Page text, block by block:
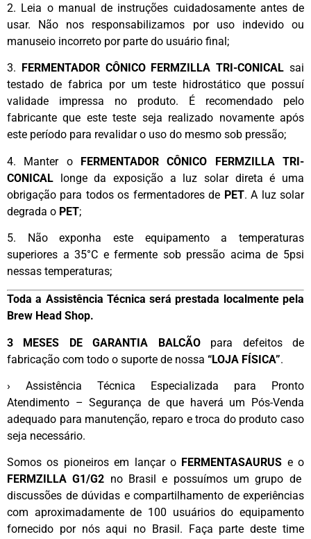
2. Leia o manual de instruções cuidadosamente antes de
usar. Não nos responsabilizamos por uso indevido ou
manuseio incorreto por parte do usuário final;
3. FERMENTADOR CÔNICO FERMZILLA TRI-CONICAL sai
testado de fabrica por um teste hidrostático que possuí
validade impressa no produto. É recomendado pelo
fabricante que este teste seja realizado novamente após
este período para revalidar o uso do mesmo sob pressão;
4. Manter o FERMENTADOR CÔNICO FERMZILLA TRI-
CONICAL longe da exposição a luz solar direta é uma
obrigação para todos os fermentadores de PET. A luz solar
degrada o PET;
5. Não exponha este equipamento a temperaturas
superiores a 35°C e fermente sob pressão acima de 5psi
nessas temperaturas;
Toda a Assistência Técnica será prestada localmente pela
Brew Head Shop.
3 MESES DE GARANTIA BALCÃOpara defeitos de
fabricação com todo o suporte de nossa “LOJA FÍSICA”.
› Assistência Técnica Especializada para Pronto
Atendimento – Segurança de que haverá um Pós-Venda
adequado para manutenção, reparo e troca do produto caso
seja necessário.
Somos os pioneiros em lançar o FERMENTASAURUS e o
FERMZILLA G1/G2 no Brasil e possuímos um grupo de
discussões de dúvidas e compartilhamento de experiências
com aproximadamente de 100 usuários do equipamento
fornecido por nós aqui no Brasil. Faça parte deste time